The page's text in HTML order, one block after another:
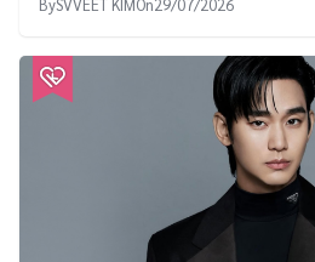
BySVVEET KIMOn29/07/2026